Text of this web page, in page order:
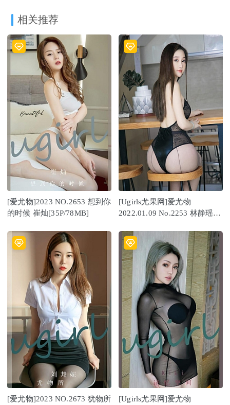
相关推荐
[爱尤物]2023 NO.2653 想到你
的时候 崔灿[35P/78MB]
[Ugirls尤果网]爱尤物
2022.01.09 No.2253 林静瑶
[爱尤物]2023 NO.2673 犹物所
[Ugirls尤果网]爱尤物